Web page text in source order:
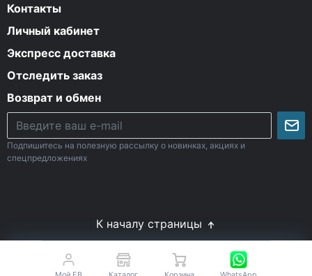
Контакты
Личный кабинет
Экспресс доставка
Отследить заказ
Возврат и обмен
Подпишитесь на полезную рассылку о новинках, акциях и
спецпредложениях
К началу страницы
© Все права защищены. 2009-2026 Energy-Body.ru
Спортивное питание с доставкой по России